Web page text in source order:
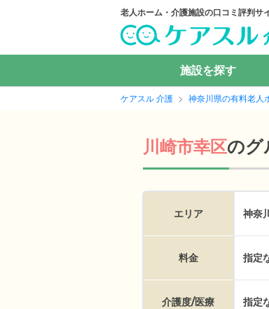
老人ホーム・介護施設の口コミ評判サ
施設を探す
ケアスル 介護 神奈川県の有料老人
川崎市幸区のグ
エリア 神奈
料金 指定
介護度/医療 指定